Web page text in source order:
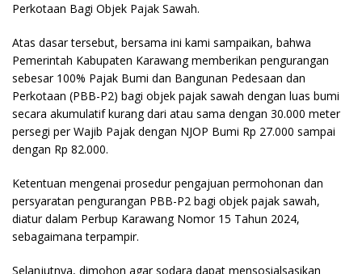
Perkotaan Bagi Objek Pajak Sawah.
Atas dasar tersebut, bersama ini kami sampaikan, bahwa
Pemerintah Kabupaten Karawang memberikan pengurangan
sebesar 100% Pajak Bumi dan Bangunan Pedesaan dan
Perkotaan (PBB-P2) bagi objek pajak sawah dengan luas bumi
secara akumulatif kurang dari atau sama dengan 30.000 meter
persegi per Wajib Pajak dengan NJOP Bumi Rp 27.000 sampai
dengan Rp 82.000.
Ketentuan mengenai prosedur pengajuan permohonan dan
persyaratan pengurangan PBB-P2 bagi objek pajak sawah,
diatur dalam Perbup Karawang Nomor 15 Tahun 2024,
sebagaimana terpampir.
Selanjutnya, dimohon agar sodara dapat mensosialsasikan